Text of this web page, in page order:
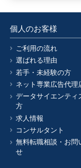
個人のお客様
ご利用の流れ
選ばれる理由
若手・未経験の方
ネット専業広告代理
データサイエンティ
方
求人情報
コンサルタント
無料転職相談・お問
せ